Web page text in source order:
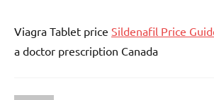
Viagra Tablet price Sildenafil Price
a doctor prescription Canada